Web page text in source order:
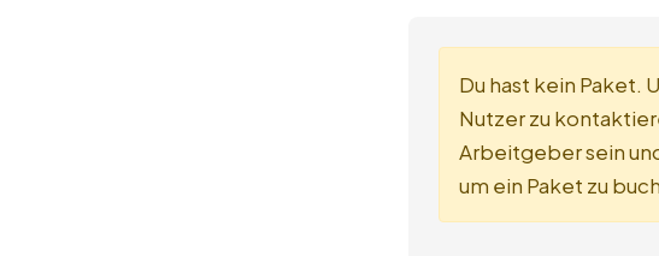
Du hast kein Paket.
Nutzer zu
Arbeitgeber sein
um ein Paket zu